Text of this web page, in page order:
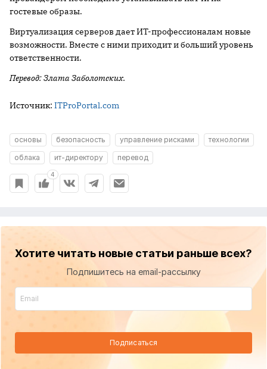
гостевые образы.
Виртуализация серверов дает ИТ-профессионалам новые
возможности. Вместе с ними приходит и больший уровень
ответственности.
Перевод: Злата Заболотских.
Источник: ITProPortal.com
основы безопасность управление рисками
технологии
облака
ит-директору перевод
4
Хотите читать новые статьи раньше всех?
Подпишитесь на email-рассылку
Подписаться